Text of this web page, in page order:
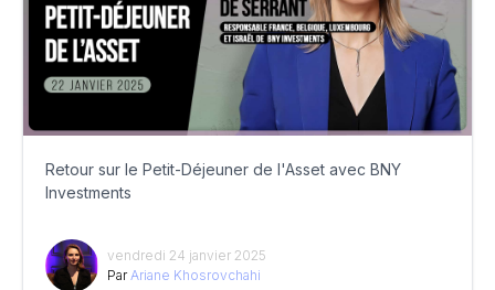
Retour sur le Petit-Déjeuner de l'Asset avec BNY
Investments
vendredi 24 janvier 2025
Par Ariane Khosrovchahi